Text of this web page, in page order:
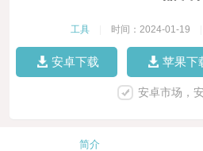
工具 时间：2024-01-19
安卓下载 苹果下
安卓市场，
简介